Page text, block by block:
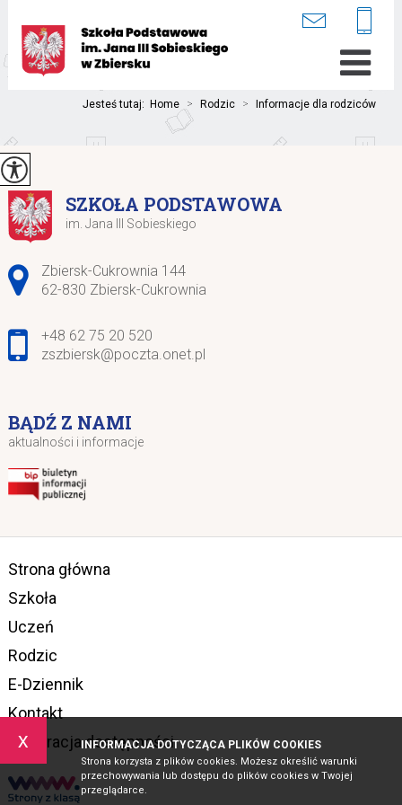
x INFORMACJA DOTYCZĄCA PLIKÓW COOKIES
Strona korzysta z plików cookies. Możesz określić warunki
przechowywania lub dostępu do plików cookies w Twojej
przeglądarce.
Jesteś tutaj: Home > Rodzic > Informacje dla rodziców
SZKOŁA PODSTAWOWA
im. Jana III Sobieskiego
Adres pocztowy:
Zbiersk-Cukrownia 144
62-830 Zbiersk-Cukrownia
+48 62 75 20 520
zszbiersk@poczta.onet.pl
BĄDŹ Z NAMI
aktualności i informacje
Strona główna
Szkoła
Uczeń
Rodzic
E-Dziennik
Kontakt
Deklaracja dostępności